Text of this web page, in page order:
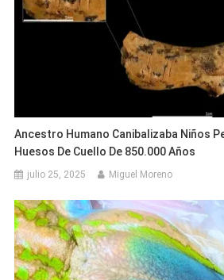
Ancestro Humano Canibalizaba Niños
Huesos De Cuello De 850.000 Años
julio 25, 2025 Miguel Moreno